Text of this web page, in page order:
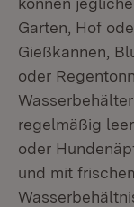
Garten, Hof
Gießkannen,
oder
regelmäßig
oder
und mit